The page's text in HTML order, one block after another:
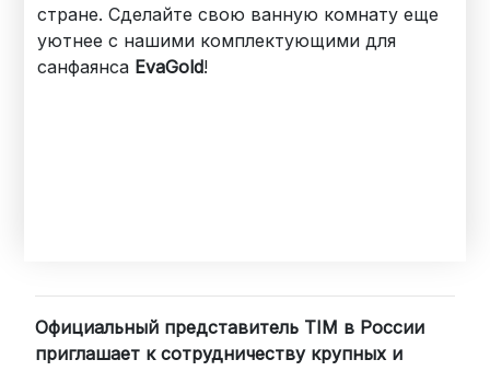
стране. Сделайте свою ванную комнату еще
уютнее с нашими комплектующими для
санфаянса EvaGold!
Официальный представитель TIM в России
приглашает к сотрудничеству крупных и